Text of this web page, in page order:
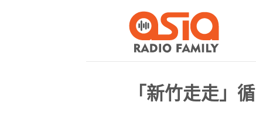
「新竹走走」